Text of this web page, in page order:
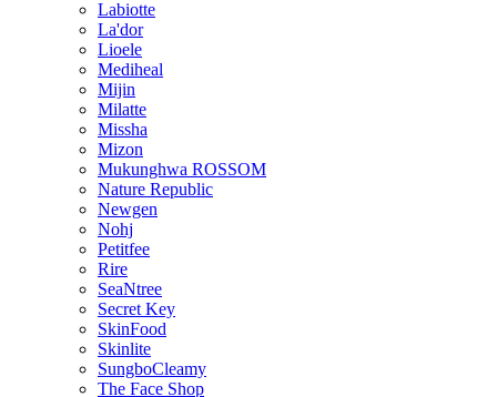
Labiotte
La'dor
Lioele
Mediheal
Mijin
Milatte
Missha
Mizon
Mukunghwa ROSSOM
Nature Republic
Newgen
Nohj
Petitfee
Rire
SeaNtree
Secret Key
SkinFood
Skinlite
SungboCleamy
The Face Shop